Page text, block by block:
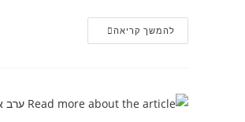
להמשך קריאה